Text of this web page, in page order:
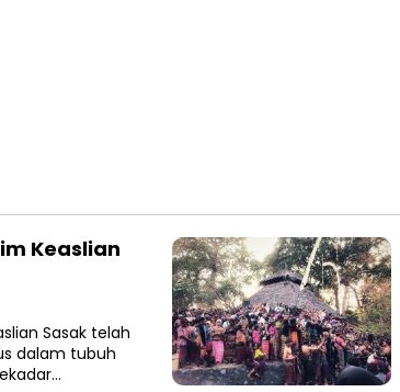
Keaslian
Sasak telah
dalam tubuh